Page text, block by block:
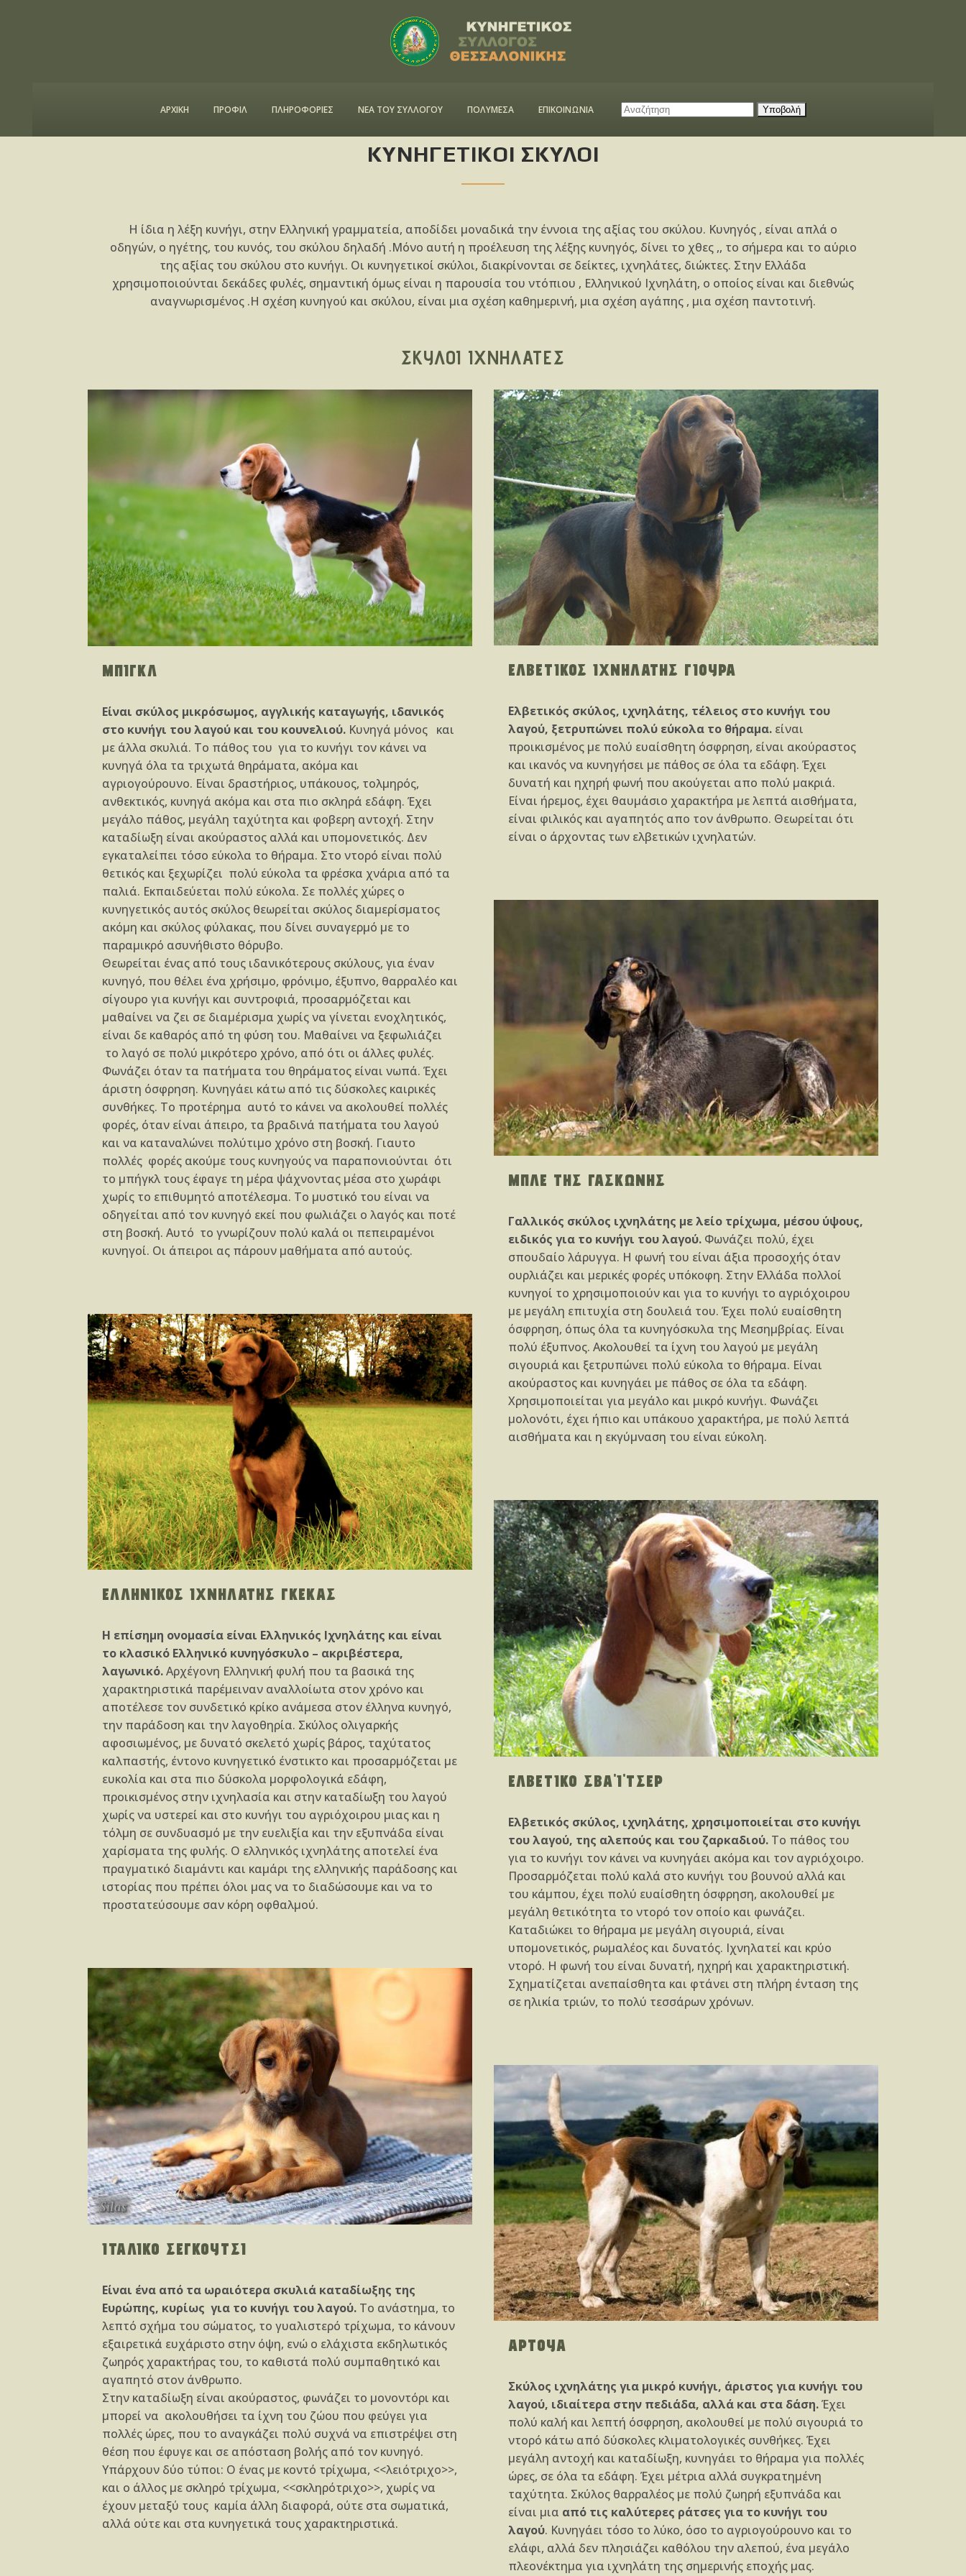
ΑΡΧΙΚΗ ΠΡΟΦΙΛ ΠΛΗΡΟΦΟΡΙΕΣ ΝΕΑ ΤΟΥ ΣΥΛΛΟΓΟΥ ΠΟΛΥΜΕΣΑ ΕΠΙΚΟΙΝΩΝΙΑ
ΚΥΝΗΓΕΤΙΚΟΙ ΣΚΥΛΟΙ
Η ίδια η λέξη κυνήγι, στην Ελληνική γραμματεία, αποδίδει μοναδικά την έννοια της αξίας του σκύλου. Κυνηγός , είναι απλά ο
οδηγών, ο ηγέτης, του κυνός, του σκύλου δηλαδή .Μόνο αυτή η προέλευση της λέξης κυνηγός, δίνει το χθες ,, το σήμερα και το αύριο
της αξίας του σκύλου στο κυνήγι. Οι κυνηγετικοί σκύλοι, διακρίνονται σε δείκτες, ιχνηλάτες, διώκτες. Στην Ελλάδα
χρησιμοποιούνται δεκάδες φυλές, σημαντική όμως είναι η παρουσία του ντόπιου , Ελληνικού Ιχνηλάτη, ο οποίος είναι και διεθνώς
αναγνωρισμένος .Η σχέση κυνηγού και σκύλου, είναι μια σχέση καθημερινή, μια σχέση αγάπης , μια σχέση παντοτινή.
ΣΚΥΛΟΙ ΙΧΝΗΛΑΤΕΣ
ΜΠΙΓΚΛ
Είναι σκύλος μικρόσωμος, αγγλικής καταγωγής, ιδανικός
στο κυνήγι του λαγού και του κουνελιού. Κυνηγά μόνος και
με άλλα σκυλιά. Το πάθος του για το κυνήγι τον κάνει να
κυνηγά όλα τα τριχωτά θηράματα, ακόμα και
αγριογούρουνο. Είναι δραστήριος, υπάκουος, τολμηρός,
ανθεκτικός, κυνηγά ακόμα και στα πιο σκληρά εδάφη. Έχει
μεγάλο πάθος, μεγάλη ταχύτητα και φοβερη αντοχή. Στην
καταδίωξη είναι ακούραστος αλλά και υπομονετικός. Δεν
εγκαταλείπει τόσο εύκολα το θήραμα. Στο ντορό είναι πολύ
θετικός και ξεχωρίζει πολύ εύκολα τα φρέσκα χνάρια από τα
παλιά. Εκπαιδεύεται πολύ εύκολα. Σε πολλές χώρες ο
κυνηγετικός αυτός σκύλος θεωρείται σκύλος διαμερίσματος
ακόμη και σκύλος φύλακας, που δίνει συναγερμό με το
παραμικρό ασυνήθιστο θόρυβο.
Θεωρείται ένας από τους ιδανικότερους σκύλους, για έναν
κυνηγό, που θέλει ένα χρήσιμο, φρόνιμο, έξυπνο, θαρραλέο και
σίγουρο για κυνήγι και συντροφιά, προσαρμόζεται και
μαθαίνει να ζει σε διαμέρισμα χωρίς να γίνεται ενοχλητικός,
είναι δε καθαρός από τη φύση του. Μαθαίνει να ξεφωλιάζει
το λαγό σε πολύ μικρότερο χρόνο, από ότι οι άλλες φυλές.
Φωνάζει όταν τα πατήματα του θηράματος είναι νωπά. Έχει
άριστη όσφρηση. Κυνηγάει κάτω από τις δύσκολες καιρικές
συνθήκες. Το προτέρημα αυτό το κάνει να ακολουθεί πολλές
φορές, όταν είναι άπειρο, τα βραδινά πατήματα του λαγού
και να καταναλώνει πολύτιμο χρόνο στη βοσκή. Γιαυτο
πολλές φορές ακούμε τους κυνηγούς να παραπονιούνται ότι
το μπήγκλ τους έφαγε τη μέρα ψάχνοντας μέσα στο χωράφι
χωρίς το επιθυμητό αποτέλεσμα. To μυστικό του είναι να
οδηγείται από τον κυνηγό εκεί που φωλιάζει ο λαγός και ποτέ
στη βοσκή. Αυτό το γνωρίζουν πολύ καλά οι πεπειραμένοι
κυνηγοί. Οι άπειροι ας πάρουν μαθήματα από αυτούς.
ΕΛΛΗΝΙΚΟΣ ΙΧΝΗΛΑΤΗΣ ΓΚΕΚΑΣ
Η επίσημη ονομασία είναι Ελληνικός Ιχνηλάτης και είναι
το κλασικό Ελληνικό κυνηγόσκυλο – ακριβέστερα,
λαγωνικό.Αρχέγονη Ελληνική φυλή που τα βασικά της
χαρακτηριστικά παρέμειναν αναλλοίωτα στον χρόνο και
αποτέλεσε τον συνδετικό κρίκο ανάμεσα στον έλληνα κυνηγό,
την παράδοση και την λαγοθηρία. Σκύλος ολιγαρκής
αφοσιωμένος, με δυνατό σκελετό χωρίς βάρος, ταχύτατος
καλπαστής, έντονο κυνηγετικό ένστικτο και προσαρμόζεται με
ευκολία και στα πιο δύσκολα μορφολογικά εδάφη,
προικισμένος στην ιχνηλασία και στην καταδίωξη του λαγού
χωρίς να υστερεί και στο κυνήγι του αγριόχοιρου μιας και η
τόλμη σε συνδυασμό με την ευελιξία και την εξυπνάδα είναι
χαρίσματα της φυλής. Ο ελληνικός ιχνηλάτης αποτελεί ένα
πραγματικό διαμάντι και καμάρι της ελληνικής παράδοσης και
ιστορίας που πρέπει όλοι μας να το διαδώσουμε και να το
προστατεύσουμε σαν κόρη οφθαλμού.
ΙΤΑΛΙΚΟ ΣΕΓΚΟΥΤΣΙ
Είναι ένα από τα ωραιότερα σκυλιά καταδίωξης της
Ευρώπης, κυρίως για το κυνήγι του λαγού. Το ανάστημα, το
λεπτό σχήμα του σώματος, το γυαλιστερό τρίχωμα, το κάνουν
εξαιρετικά ευχάριστο στην όψη, ενώ ο ελάχιστα εκδηλωτικός
ζωηρός χαρακτήρας του, το καθιστά πολύ συμπαθητικό και
αγαπητό στον άνθρωπο.
Στην καταδίωξη είναι ακούραστος, φωνάζει το μονοντόρι και
μπορεί να ακολουθήσει τα ίχνη του ζώου που φεύγει για
πολλές ώρες, που το αναγκάζει πολύ συχνά να επιστρέψει στη
θέση που έφυγε και σε απόσταση βολής από τον κυνηγό.
Υπάρχουν δύο τύποι: Ο ένας με κοντό τρίχωμα, <<λειότριχο>>,
και ο άλλος με σκληρό τρίχωμα, <<σκληρότριχο>>, χωρίς να
έχουν μεταξύ τους καμία άλλη διαφορά, ούτε στα σωματικά,
αλλά ούτε και στα κυνηγετικά τους χαρακτηριστικά.
ΕΛΒΕΤΙΚΟΣ ΙΧΝΗΛΑΤΗΣ ΓΙΟΥΡΑ
Ελβετικός σκύλος, ιχνηλάτης, τέλειος στο κυνήγι του
λαγού, ξετρυπώνει πολύ εύκολα το θήραμα. είναι
προικισμένος με πολύ ευαίσθητη όσφρηση, είναι ακούραστος
και ικανός να κυνηγήσει με πάθος σε όλα τα εδάφη. Έχει
δυνατή και ηχηρή φωνή που ακούγεται απο πολύ μακριά.
Είναι ήρεμος, έχει θαυμάσιο χαρακτήρα με λεπτά αισθήματα,
είναι φιλικός και αγαπητός απο τον άνθρωπο. Θεωρείται ότι
είναι ο άρχοντας των ελβετικών ιχνηλατών.
ΜΠΛΕ ΤΗΣ ΓΑΣΚΩΝΗΣ
Γαλλικός σκύλος ιχνηλάτης με λείο τρίχωμα, μέσου ύψους,
ειδικός για το κυνήγι του λαγού. Φωνάζει πολύ, έχει
σπουδαίο λάρυγγα. Η φωνή του είναι άξια προσοχής όταν
ουρλιάζει και μερικές φορές υπόκοφη. Στην Ελλάδα πολλοί
κυνηγοί το χρησιμοποιούν και για το κυνήγι το αγριόχοιρου
με μεγάλη επιτυχία στη δουλειά του. Έχει πολύ ευαίσθητη
όσφρηση, όπως όλα τα κυνηγόσκυλα της Μεσημβρίας. Είναι
πολύ έξυπνος. Ακολουθεί τα ίχνη του λαγού με μεγάλη
σιγουριά και ξετρυπώνει πολύ εύκολα το θήραμα. Είναι
ακούραστος και κυνηγάει με πάθος σε όλα τα εδάφη.
Χρησιμοποιείται για μεγάλο και μικρό κυνήγι. Φωνάζει
μολονότι, έχει ήπιο και υπάκουο χαρακτήρα, με πολύ λεπτά
αισθήματα και η εκγύμναση του είναι εύκολη.
ΕΛΒΕΤΙΚΟ ΣΒΑ'Ι'ΤΣΕΡ
Ελβετικός σκύλος, ιχνηλάτης, χρησιμοποιείται στο κυνήγι
του λαγού, της αλεπούς και του ζαρκαδιού. Το πάθος του
για το κυνήγι τον κάνει να κυνηγάει ακόμα και τον αγριόχοιρο.
Προσαρμόζεται πολύ καλά στο κυνήγι του βουνού αλλά και
του κάμπου, έχει πολύ ευαίσθητη όσφρηση, ακολουθεί με
μεγάλη θετικότητα το ντορό τον οποίο και φωνάζει.
Καταδιώκει το θήραμα με μεγάλη σιγουριά, είναι
υπομονετικός, ρωμαλέος και δυνατός. Ιχνηλατεί και κρύο
ντορό. Η φωνή του είναι δυνατή, ηχηρή και χαρακτηριστική.
Σχηματίζεται ανεπαίσθητα και φτάνει στη πλήρη ένταση της
σε ηλικία τριών, το πολύ τεσσάρων χρόνων.
ΑΡΤΟΥΑ
Σκύλος ιχνηλάτης για μικρό κυνήγι, άριστος για κυνήγι του
λαγού, ιδιαίτερα στην πεδιάδα, αλλά και στα δάση.Έχει
πολύ καλή και λεπτή όσφρηση, ακολουθεί με πολύ σιγουριά το
ντορό κάτω από δύσκολες κλιματολογικές συνθήκες. Έχει
μεγάλη αντοχή και καταδίωξη, κυνηγάει το θήραμα για πολλές
ώρες, σε όλα τα εδάφη. Έχει μέτρια αλλά συγκρατημένη
ταχύτητα. Σκύλος θαρραλέος με πολύ ζωηρή εξυπνάδα και
είναι μια από τις καλύτερες ράτσες για το κυνήγι του
λαγού. Κυνηγάει τόσο το λύκο, όσο το αγριογούρουνο και το
ελάφι, αλλά δεν πλησιάζει καθόλου την αλεπού, ένα μεγάλο
πλεονέκτημα για ιχνηλάτη της σημερινής εποχής μας.